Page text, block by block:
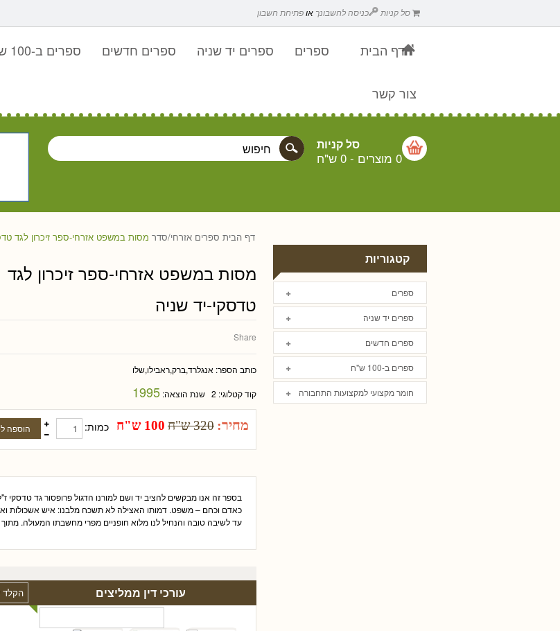
סל קניות כניסה לחשבונך אופתיחת חשבון
דף הבית ספרים ספרים יד שניה ספרים חדשים ספרים ב-100 ש"ח
צור קשר
סל קניות
0 מוצרים - 0 ש"ח
דף הבית ספרים אזרחי/סדר מסות במשפט אזרחי-ספר זיכרון לגד
מסות במשפט אזרחי-ספר זיכרון לגד
טדסקי-יד שניה
Share
כותב הספר: אנגלרד,ברק,ראבילו,שלו
קוד קטלוגי: 2 שנת הוצאה:1995
מחיר: 320 ש"ח 100 ש"ח כמות:
בספר זה אנו מבקשים להציב יד ושם למורנו הדגול פרופסור גד טדסקי
כאדם וכחם – משפט. דמותו האצילה לא תשכח מלבנו: איש אשכולות
עד לשיבה טובה והנחיל לנו מלוא חופניים מפרי מחשבתו המעולה.
עורכי דין ממליצים
קטגוריות
ספרים
ספרים יד שניה
ספרים חדשים
ספרים ב-100 ש"ח
חומר מקצועי למקצועות התחבורה